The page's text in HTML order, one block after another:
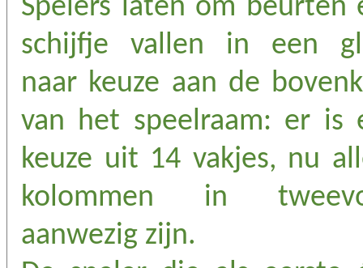
Spelers laten om beurten
schijfje vallen in een
naar keuze aan de
van het speelraam: er is
keuze uit 14 vakjes, nu
kolommen in
aanwezig zijn.